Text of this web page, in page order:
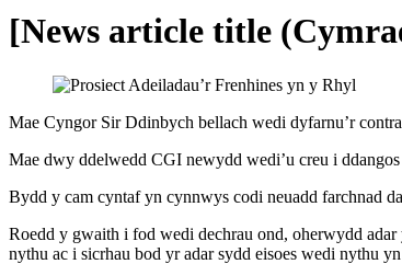
[News article title
Mae Cyngor Sir Ddinbych bellach wedi dyfarnu’r
Mae dwy ddelwedd CGI newydd wedi’u creu i
Bydd y cam cyntaf yn cynnwys codi neuadd farchnad
Roedd y gwaith i fod wedi dechrau ond, oherwydd
nythu ac i sicrhau bod yr adar sydd eisoes wedi nythu